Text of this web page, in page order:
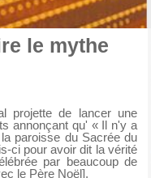
le mythe
projette de lancer une
annonçant qu' « Il n'y a
paroisse du Sacrée du
ci pour avoir dit la vérité
par beaucoup de
le Père Noël].